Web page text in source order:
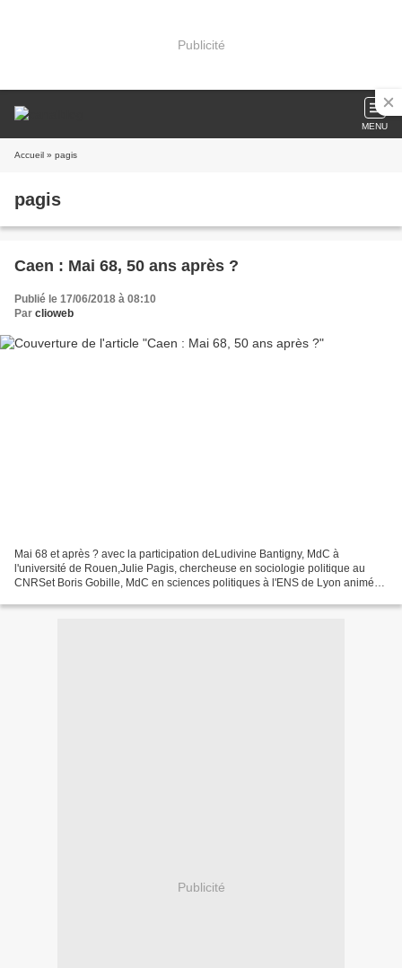
Publicité
MENU
Accueil » pagis
pagis
Caen : Mai 68, 50 ans après ?
Publié le 17/06/2018 à 08:10
Par clioweb
Mai 68 et après ? avec la participation deLudivine Bantigny, MdC à
l'université de Rouen,Julie Pagis, chercheuse en sociologie politique au
CNRSet Boris Gobille, MdC en sciences politiques à l'ENS de Lyon animée
Publicité